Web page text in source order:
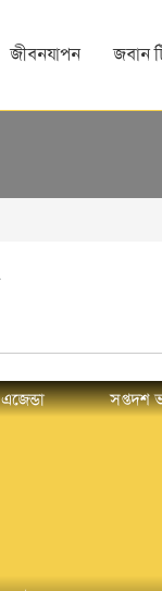
জীবনযাপন জবান
এজেন্ডা সপ্তদশ